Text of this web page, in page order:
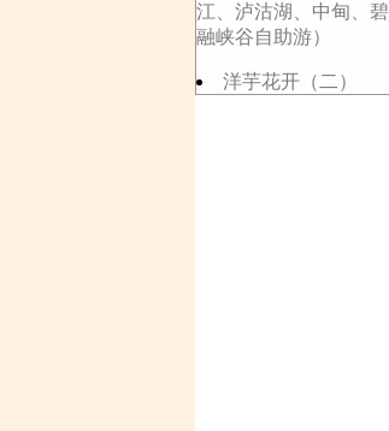
江、泸沽湖、中甸、碧
融峡谷自助游）
洋芋花开（二）